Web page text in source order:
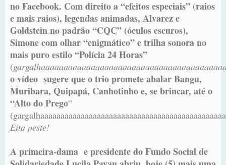
no Facebook. Com direito a “efeitos especiais” (raios
e mais raios), legendas animadas, Alvarez e
Goldstein no padrão “CQC” (óculos escuros),
Simone com olhar “enigmático” e trilha sonora no
mais puro estilo “Polícia 24 Horas”
(
o vídeo sugere que o trio promete abalar Bangu,
Muribara, Quipapá, Canhotinho e, se brincar, até o
“Alto do Prego”
Eita peste!
A primeira-dama e presidente do Fundo Social de